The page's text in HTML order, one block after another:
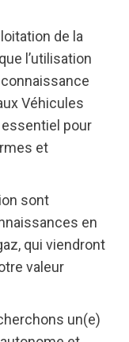
de la
l’utilisation
Véhicules
pour
et
sont
en
qui viendront
valeur
un(e)